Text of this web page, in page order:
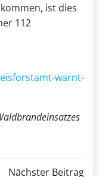
ist dies
112
warnt-
Nächster Beitrag